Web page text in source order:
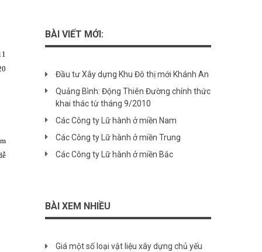
BÀI VIẾT MỚI:
Đầu tư Xây dựng Khu Đô thị mới Khánh An
Quảng Bình: Động Thiên Đường chính thức
khai thác từ tháng 9/2010
Các Công ty Lữ hành ở miền Nam
Các Công ty Lữ hành ở miền Trung
Các Công ty Lữ hành ở miền Bắc
BÀI XEM NHIỀU
Giá một số loại vật liệu xây dựng chủ yếu